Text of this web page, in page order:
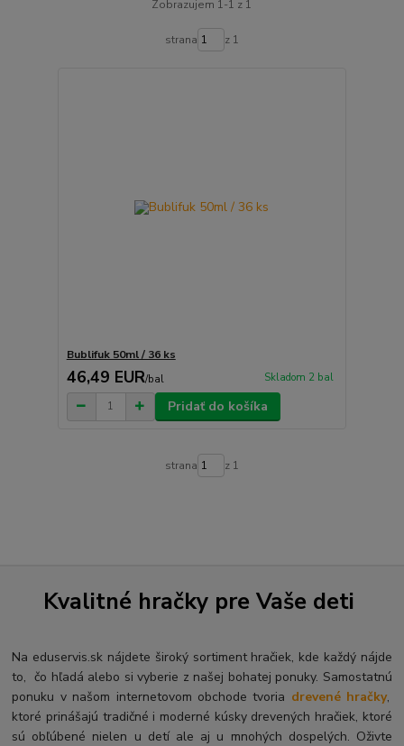
Zobrazujem 1-1 z 1
strana z 1
Bublifuk 50ml / 36 ks
46,49 EUR/bal Skladom 2 bal
Pridať do košíka
strana z 1
Kvalitné hračky pre Vaše deti
Na eduservis.sk nájdete široký sortiment hračiek, kde každý nájde
to, čo hľadá alebo si vyberie z našej bohatej ponuky. Samostatnú
ponuku v našom internetovom obchode tvoria drevené hračky,
ktoré prinášajú tradičné i moderné kúsky drevených hračiek, ktoré
sú obľúbené nielen u detí ale aj u mnohých dospelých. Oživte